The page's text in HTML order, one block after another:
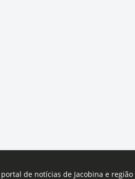
portal de notícias de Jacobina e região